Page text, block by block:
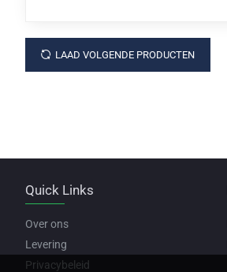
LAAD VOLGENDE PRODUCTEN
Quick Links
Over ons
Levering
Privacybeleid